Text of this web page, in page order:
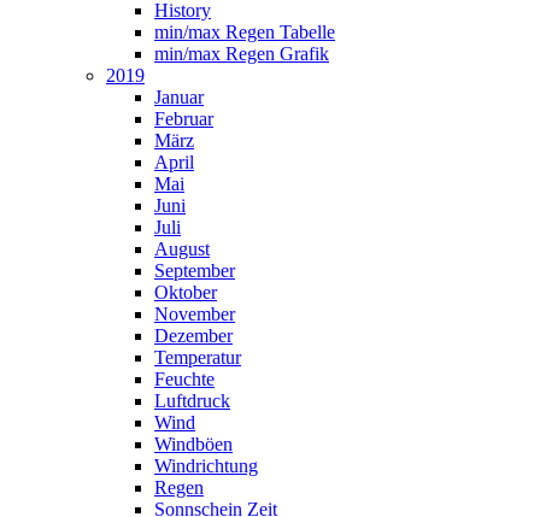
History
min/max Regen Tabelle
min/max Regen Grafik
2019
Januar
Februar
März
April
Mai
Juni
Juli
August
September
Oktober
November
Dezember
Temperatur
Feuchte
Luftdruck
Wind
Windböen
Windrichtung
Regen
Sonnschein Zeit